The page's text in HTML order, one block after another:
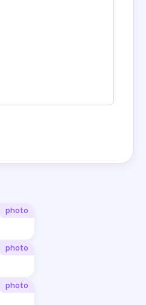
photo
photo
photo